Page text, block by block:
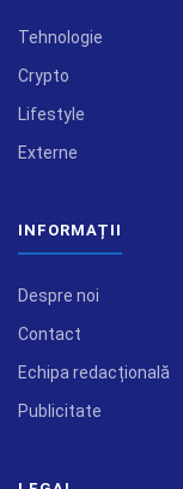
Tehnologie
Crypto
Lifestyle
Externe
INFORMAȚII
Despre noi
Contact
Echipa redacțională
Publicitate